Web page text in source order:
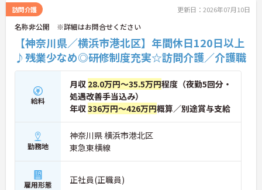
定期的な面談で不安を解消できるフォロー体制もあ
り、介護福祉士としてサ責や管理者への着実なキャ
リアアップを目指す有資格者の方に推奨できる環境
です。
★おすすめPOINT★
【夜勤なし・曜日固定の休日で、身体への負担を抑
えた働き方が実現できます】
・8:00～19:00の間での実働8時間勤務で夜勤が存在
しないため、生活リズムを整えながら健康的に働き
続けることができます
・完全週休2日制（曜日固定）を採用していること
により、先々の予定が立てやすくプライベートの時
間をしっかりと確保できる環境です
【専門資格を活かした収入アップと明確なキャリア
形成が期待できます】
・介護福祉士資格手当が支給されるほか、年2回の
訪問介護 更新日：2026年07月10日
名称非公開 ※詳細はお問合せください
【神奈川県／横浜市港北区】年間休日120日以上
♪残業少なめ◎研修制度充実☆訪問介護／介護職
給料
月収 28.0万円～35.5万円程度（夜勤5回分・
処遇改善手当込み）
年収336万円～426万円概算／別途賞与支給
勤務地
神奈川県 横浜市港北区
東急東横線
雇用形態 正社員(正職員)